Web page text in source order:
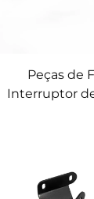
Peças de
Interruptor